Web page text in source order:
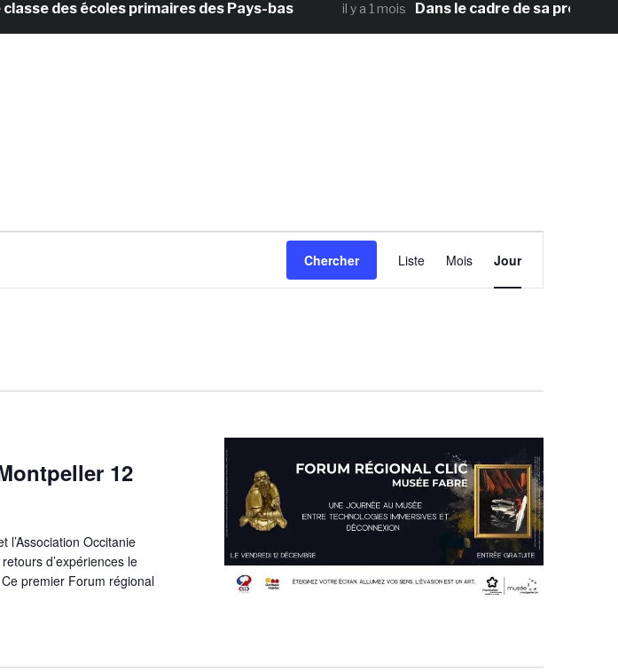
des écoles primaires des Pays-bas il y a 1 mois Dans le cadre de sa
Chercher
de
vues
Liste Mois Jour
12
l’Association Occitanie
d’expériences le
premier Forum régional